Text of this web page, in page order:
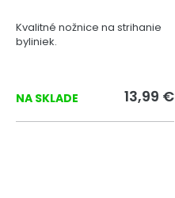
Kvalitné nožnice na strihanie
byliniek.
NA SKLADE 13,99 €